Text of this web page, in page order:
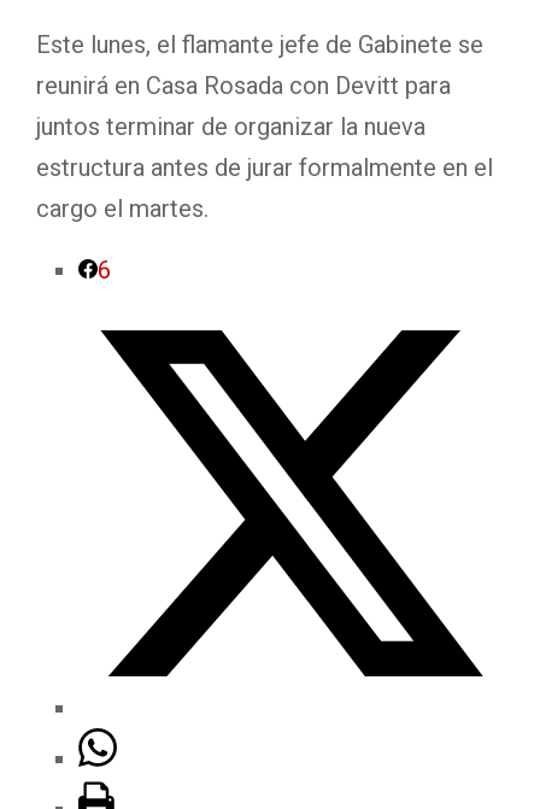
Este lunes, el flamante jefe de Gabinete se
reunirá en Casa Rosada con Devitt para
juntos terminar de organizar la nueva
estructura antes de jurar formalmente en el
cargo el martes.
6